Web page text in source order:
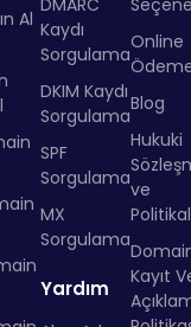
Al
DMARC
Kaydı
Sorgulama
DKIM Kaydı
Sorgulama
SPF
Sorgulama
MX
Sorgulama
Yardım
Online
Blog
Hukuki
ve
Kayıt